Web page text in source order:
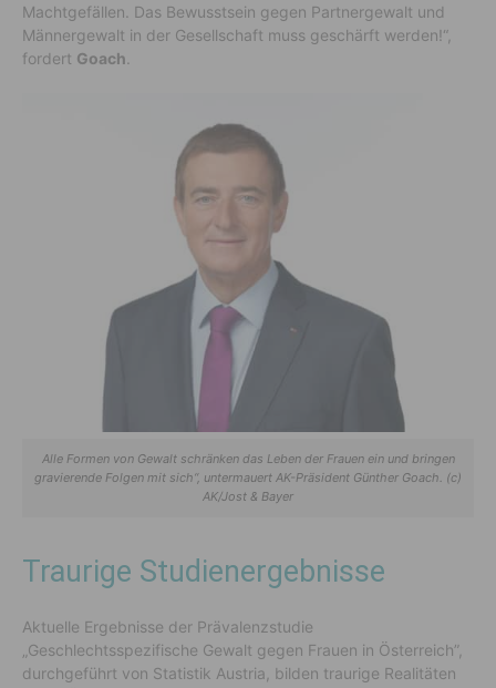
Machtgefällen. Das Bewusstsein gegen Partnergewalt und
Männergewalt in der Gesellschaft muss geschärft werden!“,
fordert Goach
Alle Formen von Gewalt schränken das Leben der Frauen ein und bringen
gravierende Folgen mit sich“, untermauert AK-Präsident Günther Goach. (c)
AK/Jost & Bayer
Traurige Studienergebnisse
Aktuelle Ergebnisse der Prävalenzstudie
„Geschlechtsspezifische Gewalt gegen Frauen in Österreich”,
durchgeführt von Statistik Austria, bilden traurige Realitäten